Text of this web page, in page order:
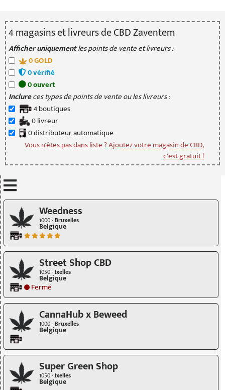
4magasinset livreursde CBD Zaventem
Afficher uniquementles points de vente et livreurs :
0GOLD
0vérifié
0ouvert
Inclureces types de points de vente ou les livreurs :
4boutiques
0livreur
0distributeurautomatique
Vous n'êtes pas dans liste ?Ajoutez votre magasin de CBD,
c'est gratuit !
Weedness
1000 -Bruxelles
Belgique
Street Shop CBD
1050 -Ixelles
Belgique
Fermé
CannaHub x Beweed
1000 -Bruxelles
Belgique
Super Green Shop
1050 -Ixelles
Belgique